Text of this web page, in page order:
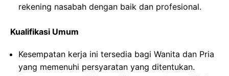
rekening nasabah dengan baik dan profesional.
Kualifikasi Umum
Kesempatan kerja ini tersedia bagi Wanita dan Pria
yang memenuhi persyaratan yang ditentukan.